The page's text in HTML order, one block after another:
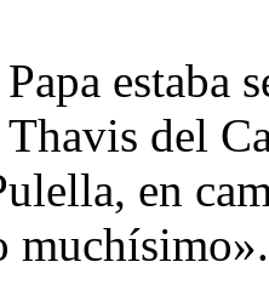
estaba
del
en
muchísimo».